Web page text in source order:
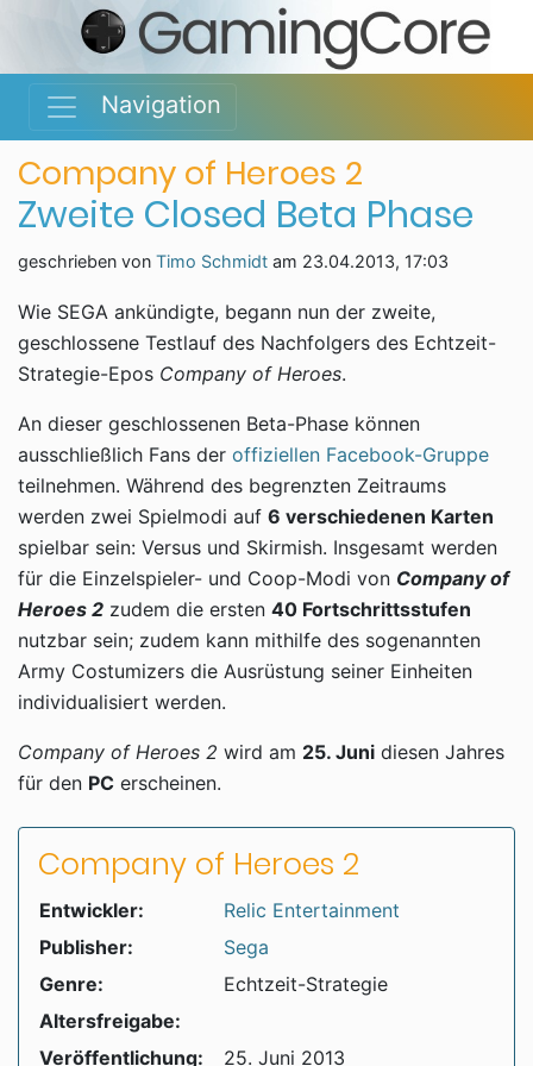
Navigation
Company of Heroes 2
Zweite Closed Beta Phase
geschrieben von Timo Schmidt am 23.04.2013, 17:03
Wie SEGA ankündigte, begann nun der zweite,
geschlossene Testlauf des Nachfolgers des Echtzeit-
Strategie-Epos Company of Heroes.
An dieser geschlossenen Beta-Phase können
ausschließlich Fans der offiziellen Facebook-Gruppe
teilnehmen. Während des begrenzten Zeitraums
werden zwei Spielmodi auf 6 verschiedenen Karten
spielbar sein: Versus und Skirmish. Insgesamt werden
für die Einzelspieler- und Coop-Modi von Company of
Heroes 2 zudem die ersten 40 Fortschrittsstufen
nutzbar sein; zudem kann mithilfe des sogenannten
Army Costumizers die Ausrüstung seiner Einheiten
individualisiert werden.
Company of Heroes 2 wird am 25. Juni diesen Jahres
für den PC erscheinen.
Company of Heroes 2
Entwickler:
Relic Entertainment
Publisher:
Sega
Genre:
Echtzeit-Strategie
Altersfreigabe:
Veröffentlichung:
25. Juni 2013